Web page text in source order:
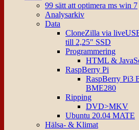
99 sätt att optimera ms win 7
Analysarkiv
Data
CloneZilla via
till 2,25″ SSD
Programmering
HTML &
RaspBerry Pi
RaspBerry Pi3
BME280
Ripping
DVD>MKV
Ubuntu 20.04 MATE
Hälsa- & Klimat